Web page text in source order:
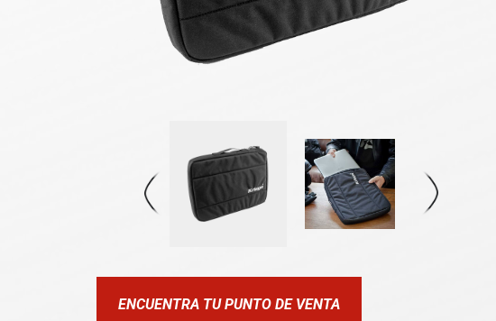
ENCUENTRA TU PUNTO DE VENTA